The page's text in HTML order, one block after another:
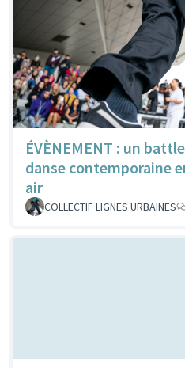
ÉVÈNEMENT : un
danse contemporaine
air
COLLECTIF LIGNES URBAINES